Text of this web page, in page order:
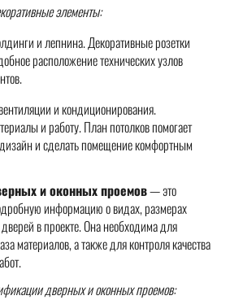
элементы:
и лепнина. Декоративные розетки
расположение технических узлов
и кондиционирования.
и работу. План потолков помогает
и сделать помещение комфортным
и оконных проемов— это
информацию о видах, размерах
в проекте. Она необходима для
материалов, а также для контроля качества
дверных и оконных проемов: